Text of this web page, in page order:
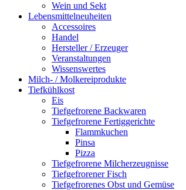
Wein und Sekt
Lebensmittelneuheiten
Accessoires
Handel
Hersteller / Erzeuger
Veranstaltungen
Wissenswertes
Milch- / Molkereiprodukte
Tiefkühlkost
Eis
Tiefgefrorene Backwaren
Tiefgefrorene Fertiggerichte
Flammkuchen
Pinsa
Pizza
Tiefgefrorene Milcherzeugnisse
Tiefgefrorener Fisch
Tiefgefrorenes Obst und Gemüse